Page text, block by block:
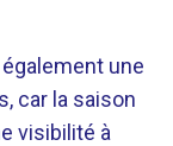
une
car la saison
visibilité à